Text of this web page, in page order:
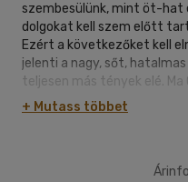
szembesülünk, mint öt-hat
dolgokat kell szem előtt
Ezért a következőket kell
jelenti a nagy, sőt,
teljesen más tények elé. Ma
hogy nem csak
lehetőségük van
történnie, és hogy
+ Mutass többet